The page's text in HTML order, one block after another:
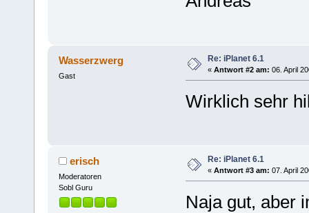
Wasserzwerg
Gast
Re: iPlanet 6.1
« Antwort #2 am: 06. April
Wirklich sehr
erisch
Moderatoren
Sobl Guru
Re: iPlanet 6.1
« Antwort #3 am: 07. April
Naja gut, aber